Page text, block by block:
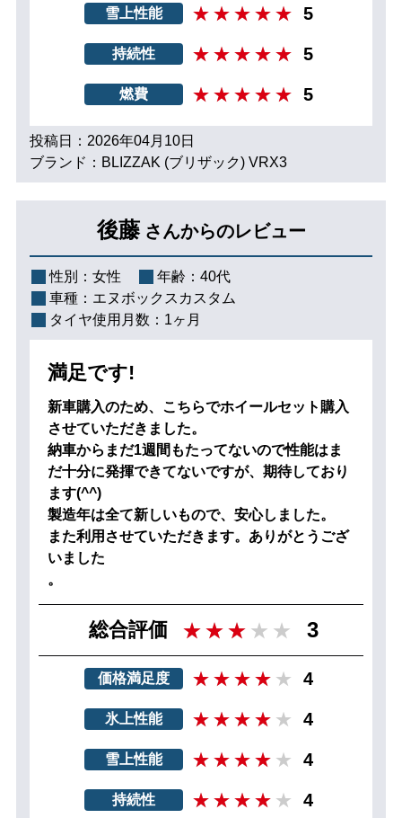
雪上性能 5
持続性 5
燃費 5
投稿日：2026年04月10日
ブランド：BLIZZAK (ブリザック) VRX3
後藤 さんからのレビュー
性別： 女性 年齢： 40代
車種： エヌボックスカスタム
タイヤ使用月数： 1ヶ月
満足です!
新車購入のため、こちらでホイールセット購入
させていただきました。
納車からまだ1週間もたってないので性能はま
だ十分に発揮できてないですが、期待しており
ます(^^)
製造年は全て新しいもので、安心しました。
また利用させていただきます。ありがとうござ
いました
。
総合評価 3
価格満足度 4
氷上性能 4
雪上性能 4
持続性 4